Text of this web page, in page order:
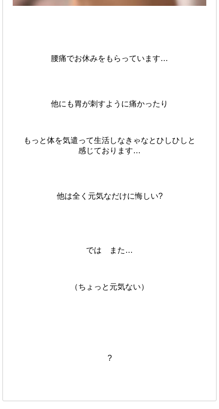
腰痛でお休みをもらっています…
他にも胃が刺すように痛かったり
もっと体を気遣って生活しなきゃなとひしひしと
感じております…
他は全く元気なだけに悔しい?
では また…
（ちょっと元気ない）
?